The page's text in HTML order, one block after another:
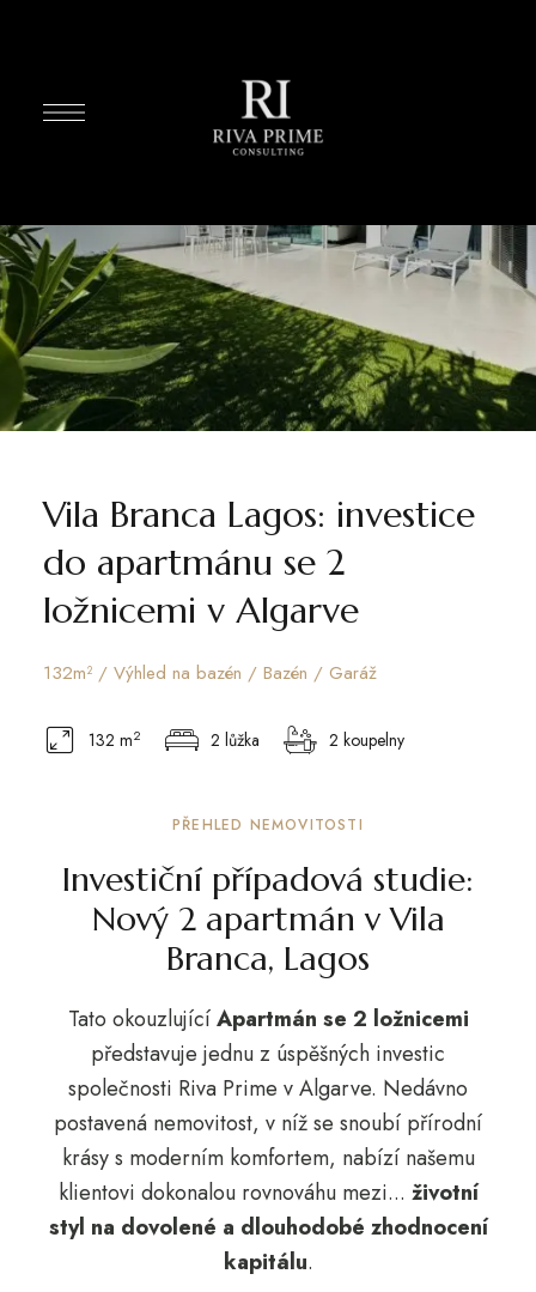
Vila Branca Lagos: investice
do apartmánu se 2
ložnicemi v Algarve
132m² / Výhled na bazén / Bazén / Garáž
132 m2 2 lůžka 2 koupelny
PŘEHLED NEMOVITOSTI
Investiční případová studie:
Nový 2 apartmán v Vila
Branca, Lagos
Tato okouzlujícíApartmán se 2 ložnicemi
představuje jednu z úspěšných investic
společnosti Riva Prime v Algarve. Nedávno
postavená nemovitost, v níž se snoubí přírodní
krásy s moderním komfortem, nabízí našemu
klientovi dokonalou rovnováhu mezi... životní
styl na dovolené a dlouhodobé zhodnocení
kapitálu.